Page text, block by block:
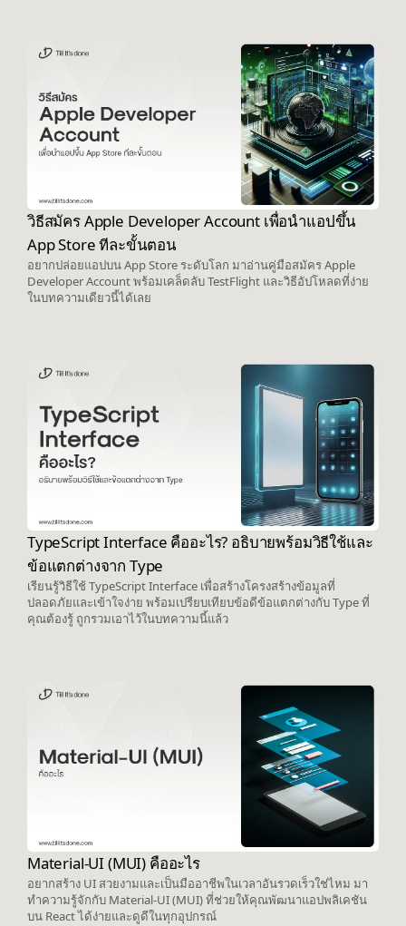
วิธีสมัคร Apple Developer Account เพื่อนำแอปขึ้น
App Store ทีละขั้นตอน
อยากปล่อยแอปบน App Store ระดับโลก มาอ่านคู่มือสมัคร Apple
Developer Account พร้อมเคล็ดลับ TestFlight และวิธีอัปโหลดที่ง่าย
ในบทความเดียวนี้ได้เลย
TypeScript Interface คืออะไร? อธิบายพร้อมวิธีใช้และ
ข้อแตกต่างจาก Type
เรียนรู้วิธีใช้ TypeScript Interface เพื่อสร้างโครงสร้างข้อมูลที่
ปลอดภัยและเข้าใจง่าย พร้อมเปรียบเทียบข้อดีข้อแตกต่างกับ Type ที่
คุณต้องรู้ ถูกรวมเอาไว้ในบทความนี้แล้ว
Material-UI (MUI) คืออะไร
อยากสร้าง UI สวยงามและเป็นมืออาชีพในเวลาอันรวดเร็วใช่ไหม มา
ทำความรู้จักกับ Material-UI (MUI) ที่ช่วยให้คุณพัฒนาแอปพลิเคชัน
บน React ได้ง่ายและดูดีในทุกอุปกรณ์